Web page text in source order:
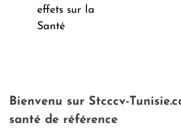
précédent:
effets sur la
Santé
Bienvenu sur Stcccv-
santé de référence